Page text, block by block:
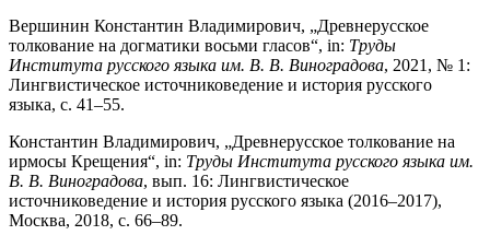
Вершинин Константин Владимирович, „Древнерусское
толкование на догматики восьми гласов“, in: Труды
Института русского языка им. В. В. Виноградова, 2021, № 1:
Лингвистическое источниковедение и история русского
языка, с. 41–55.
Константин Владимирович, „Древнерусское толкование на
ирмосы Крещения“, in: Труды Института русского языка им.
В. В. Виноградова, вып. 16: Лингвистическое
источниковедение и история русского языка (2016–2017),
Москва, 2018, с. 66–89.